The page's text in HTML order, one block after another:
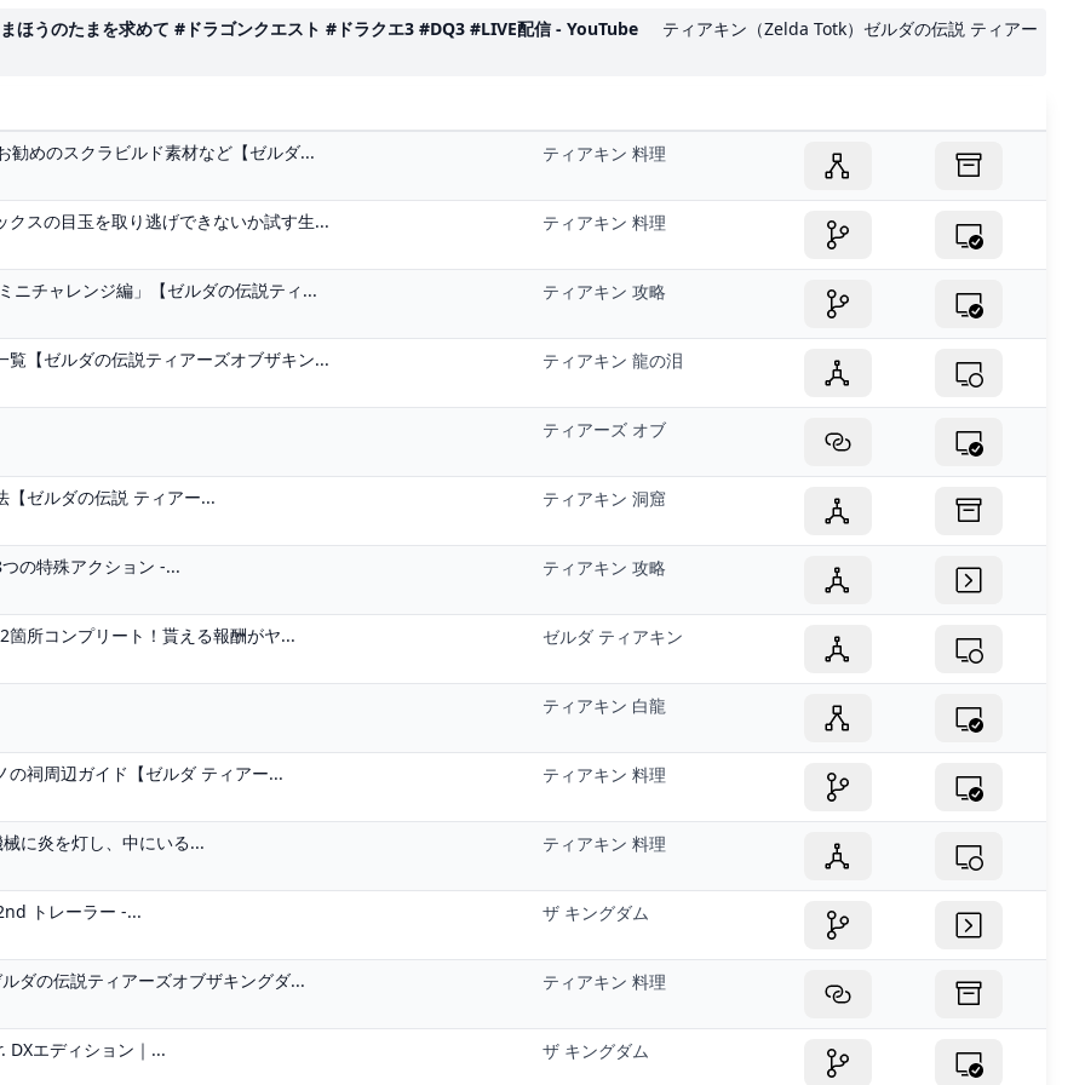
ほうのたまを求めて #ドラゴンクエスト #ドラクエ3 #DQ3 #LIVE配信 - YouTube ティアキン（Zelda Totk）ゼルダの伝説 ティアー
勧めのスクラビルド素材など【ゼルダ... ティアキン 料理
スの目玉を取り逃げできないか試す生... ティアキン 料理
ニチャレンジ編」【ゼルダの伝説ティ... ティアキン 攻略
【ゼルダの伝説ティアーズオブザキン... ティアキン 龍の泪
ティアーズ オブ
【ゼルダの伝説 ティアー... ティアキン 洞窟
の特殊アクション -... ティアキン 攻略
所コンプリート！貰える報酬がヤ... ゼルダ ティアキン
ティアキン 白龍
祠周辺ガイド【ゼルダ ティアー... ティアキン 料理
に炎を灯し、中にいる... ティアキン 料理
トレーラー -... ザ キングダム
ダの伝説ティアーズオブザキングダ... ティアキン 料理
DXエディション｜... ザ キングダム